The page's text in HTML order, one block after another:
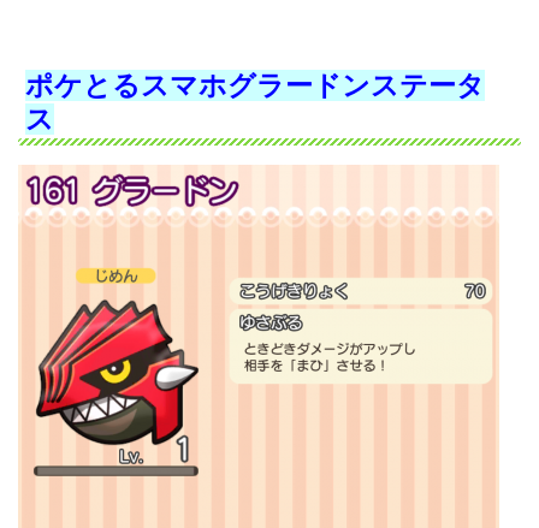
ポケとるスマホグラードンステータ
ス